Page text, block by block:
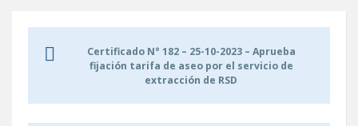
Certificado N° 182 – 25-10-2023 – Aprueba
fijación tarifa de aseo por el servicio de
extracción de RSD